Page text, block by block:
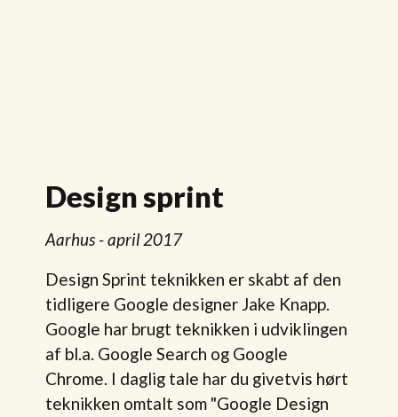
Design sprint
Aarhus - april 2017
Design Sprint teknikken er skabt af den
tidligere Google designer Jake Knapp.
Google har brugt teknikken i udviklingen
af bl.a. Google Search og Google
Chrome. I daglig tale har du givetvis hørt
teknikken omtalt som "Google Design